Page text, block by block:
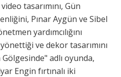
tasarımını, Gün
Pınar Aygün ve Sibel
yardımcılığını
ve dekor tasarımını
adlı oyunda,
Engin fırtınalı iki